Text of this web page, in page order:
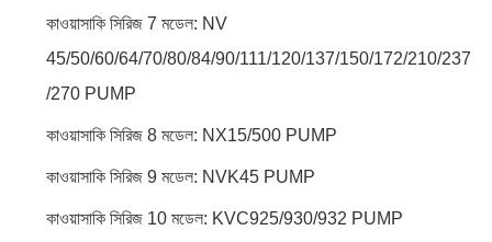
কাওয়াসাকি সিরিজ 7 মডেল: NV
45/50/60/64/70/80/84/90/111/120/137/150/172/210/237
/270 PUMP
কাওয়াসাকি সিরিজ 8 মডেল: NX15/500 PUMP
কাওয়াসাকি সিরিজ 9 মডেল: NVK45 PUMP
কাওয়াসাকি সিরিজ 10 মডেল: KVC925/930/932 PUMP